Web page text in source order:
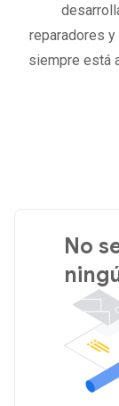
reparadores
siempre está
No